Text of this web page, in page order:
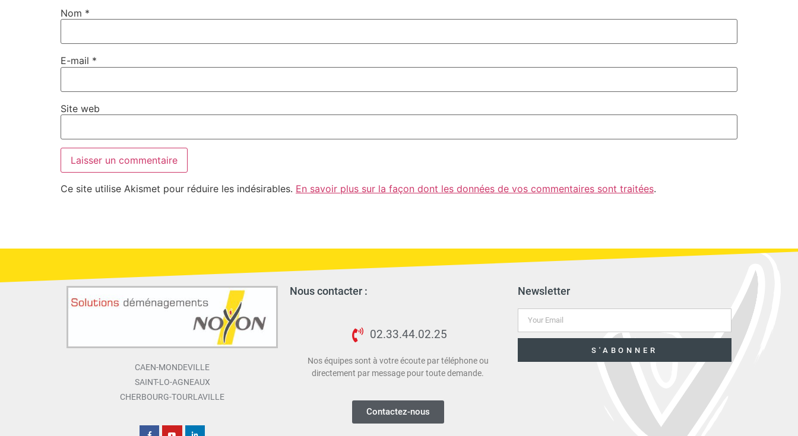
Nom *
E-mail *
Site web
Ce site utilise Akismet pour réduire les indésirables. En savoir plus sur la façon dont les données de vos commentaires sont traitées.
CAEN-MONDEVILLE
SAINT-LO-AGNEAUX
CHERBOURG-TOURLAVILLE
Nous contacter :
02.33.44.02.25
Nos équipes sont à votre écoute par téléphone ou
directement par message pour toute demande.
Contactez-nous
Newsletter
S'ABONNER